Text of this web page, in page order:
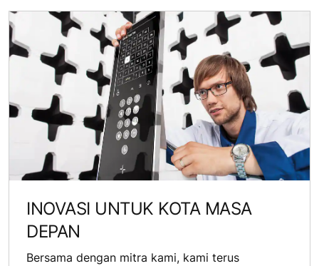
INOVASI UNTUK KOTA MASA
DEPAN
Bersama dengan mitra kami, kami terus